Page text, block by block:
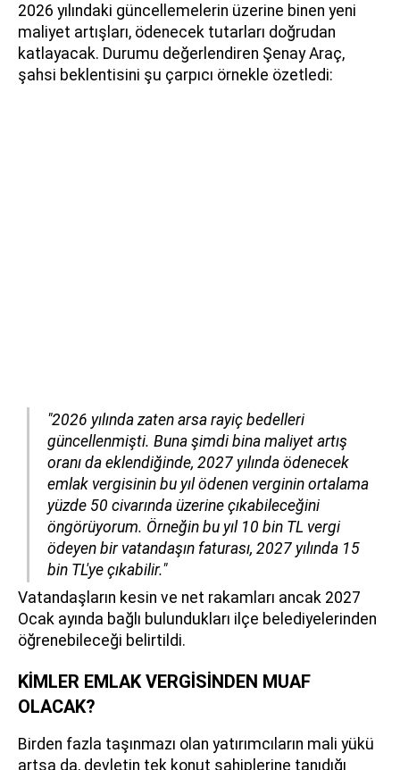
2026 yılındaki güncellemelerin üzerine binen yeni
maliyet artışları, ödenecek tutarları doğrudan
katlayacak. Durumu değerlendiren Şenay Araç,
şahsi beklentisini şu çarpıcı örnekle özetledi:
"2026 yılında zaten arsa rayiç bedelleri
güncellenmişti. Buna şimdi bina maliyet artış
oranı da eklendiğinde, 2027 yılında ödenecek
emlak vergisinin bu yıl ödenen verginin ortalama
yüzde 50 civarında üzerine çıkabileceğini
öngörüyorum. Örneğin bu yıl 10 bin TL vergi
ödeyen bir vatandaşın faturası, 2027 yılında 15
bin TL'ye çıkabilir."
Vatandaşların kesin ve net rakamları ancak 2027
Ocak ayında bağlı bulundukları ilçe belediyelerinden
öğrenebileceği belirtildi.
KİMLER EMLAK VERGİSİNDEN MUAF
OLACAK?
Birden fazla taşınmazı olan yatırımcıların mali yükü
artsa da, devletin tek konut sahiplerine tanıdığı